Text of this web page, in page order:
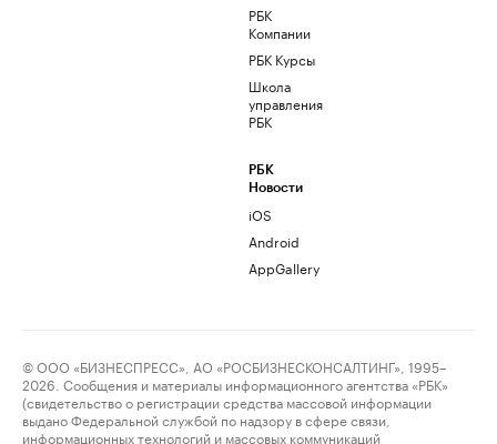
РБК
Компании
РБК Курсы
Школа
управления
РБК
РБК
Новости
iOS
Android
AppGallery
© ООО «БИЗНЕСПРЕСС», АО «РОСБИЗНЕСКОНСАЛТИНГ», 1995–
2026. Сообщения и материалы информационного агентства «РБК»
(свидетельство о регистрации средства массовой информации
выдано Федеральной службой по надзору в сфере связи,
информационных технологий и массовых коммуникаций